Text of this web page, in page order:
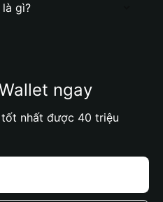
gì?
ngay
nhất được 40 triệu